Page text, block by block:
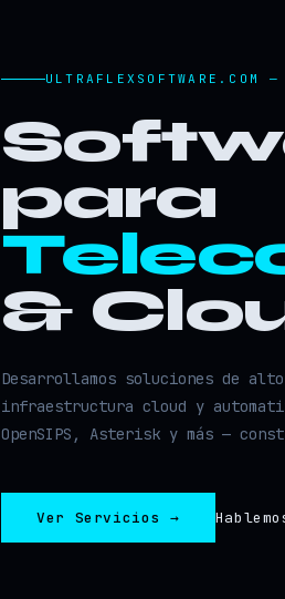
para
&
Desarrollamos soluciones de
infraestructura cloud y
OpenSIPS, Asterisk y más —
Ver Servicios →